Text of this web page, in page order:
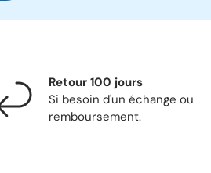
Retour 100 jours
Si besoin d'un échange ou
remboursement.